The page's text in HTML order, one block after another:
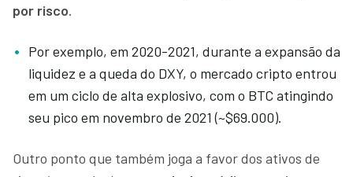
por risco.
Por exemplo, em 2020-2021, durante a expansão da
liquidez e a queda do DXY, o mercado cripto entrou
em um ciclo de alta explosivo, com o BTC atingindo
seu pico em novembro de 2021 (~$69.000).
Outro ponto que também joga a favor dos ativos de